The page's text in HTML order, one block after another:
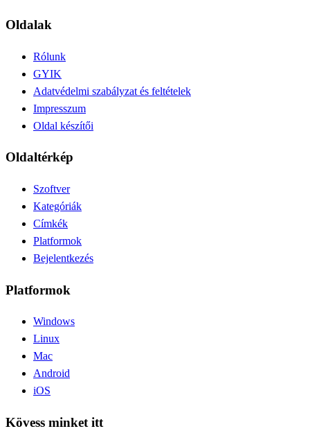
Oldalak
Rólunk
GYIK
Adatvédelmi szabályzat és feltételek
Impresszum
Oldal készítői
Oldaltérkép
Szoftver
Kategóriák
Címkék
Platformok
Bejelentkezés
Platformok
Windows
Linux
Mac
Android
iOS
Kövess minket itt